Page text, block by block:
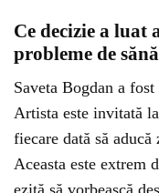
Ce decizie a luat
probleme de
Saveta Bogdan a
Artista este invitată
fiecare dată să
Aceasta este extrem